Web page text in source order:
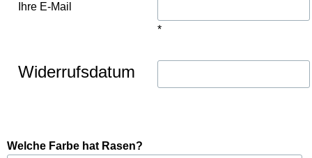
Ihre E-Mail
*
Widerrufsdatum
Welche Farbe hat Rasen?